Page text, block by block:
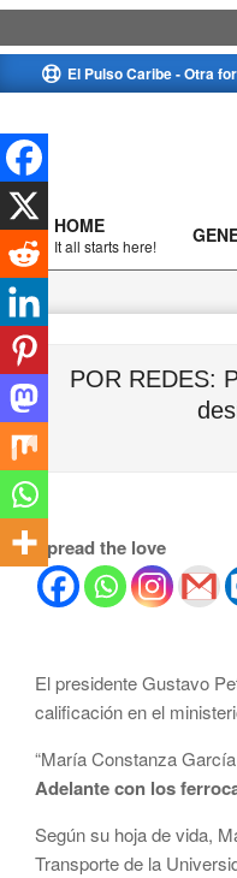
to
El Pulso Caribe - Otra
Primary
Navigation
Menu
HOME
It all starts here!
POR REDES:
Spread the love
El presidente Gustavo
calificación en el
“María Constanza
Adelante con los
Según su hoja de vida,
Transporte de la